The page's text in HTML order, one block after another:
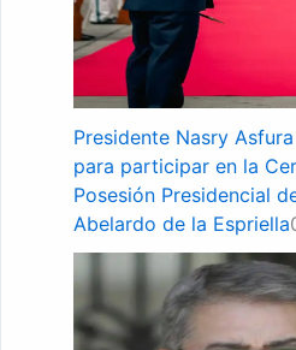
Presidente Nasry
para participar en la
Posesión Presidencial
Abelardo de la Espriella